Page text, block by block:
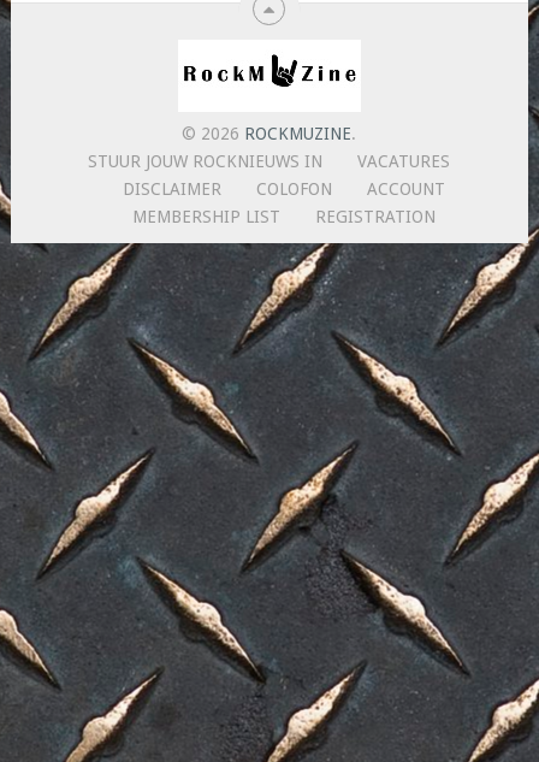
© 2026 ROCKMUZINE.
STUUR JOUW ROCKNIEUWS IN
VACATURES
DISCLAIMER
COLOFON
ACCOUNT
MEMBERSHIP LIST
REGISTRATION